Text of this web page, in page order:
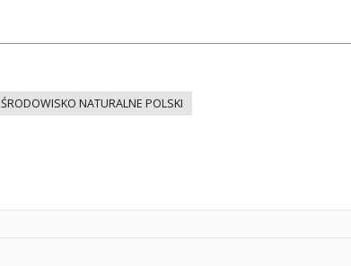
ŚRODOWISKO NATURALNE POLSKI